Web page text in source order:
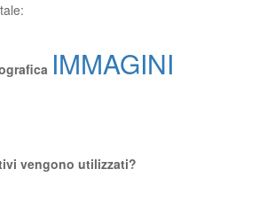
IMMAGINI
vengono utilizzati?